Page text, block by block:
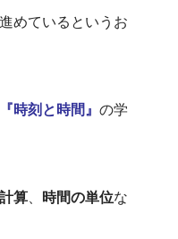
めているというお
『時刻と時間』の学
算、 時間の単位な